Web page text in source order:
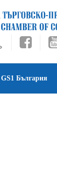
GS1 България